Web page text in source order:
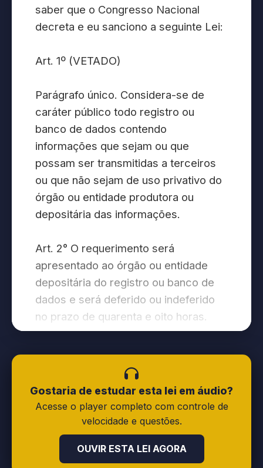
saber que o Congresso Nacional
decreta e eu sanciono a seguinte Lei:
Art. 1º (VETADO)
Parágrafo único. Considera-se de
caráter público todo registro ou
banco de dados contendo
informações que sejam ou que
possam ser transmitidas a terceiros
ou que não sejam de uso privativo do
órgão ou entidade produtora ou
depositária das informações.
Art. 2° O requerimento será
apresentado ao órgão ou entidade
depositária do registro ou banco de
dados e será deferido ou indeferido
no prazo de quarenta e oito horas.
comunicada ao requerente em vinte e
quatro horas.
Art. 3° Ao deferir o pedido, o
depositário do registro ou do banco
de dados marcará dia e hora para que
Gostaria de estudar esta lei em áudio?
Acesse o player completo com controle de
velocidade e questões.
OUVIR ESTA LEI AGORA